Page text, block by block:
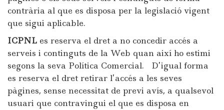
contrària al que es disposa per la legislació vigent
que sigui aplicable.
ICPNL es reserva el dret a no concedir accés a
serveis i continguts de la Web quan així ho estimi
segons la seva Política Comercial. D’igual forma
es reserva el dret retirar l’accés a les seves
pàgines, sense necessitat de previ avís, a qualsevol
usuari que contravingui el que es disposa en